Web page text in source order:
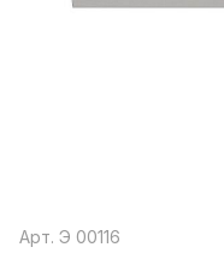
Арт. Э 00116